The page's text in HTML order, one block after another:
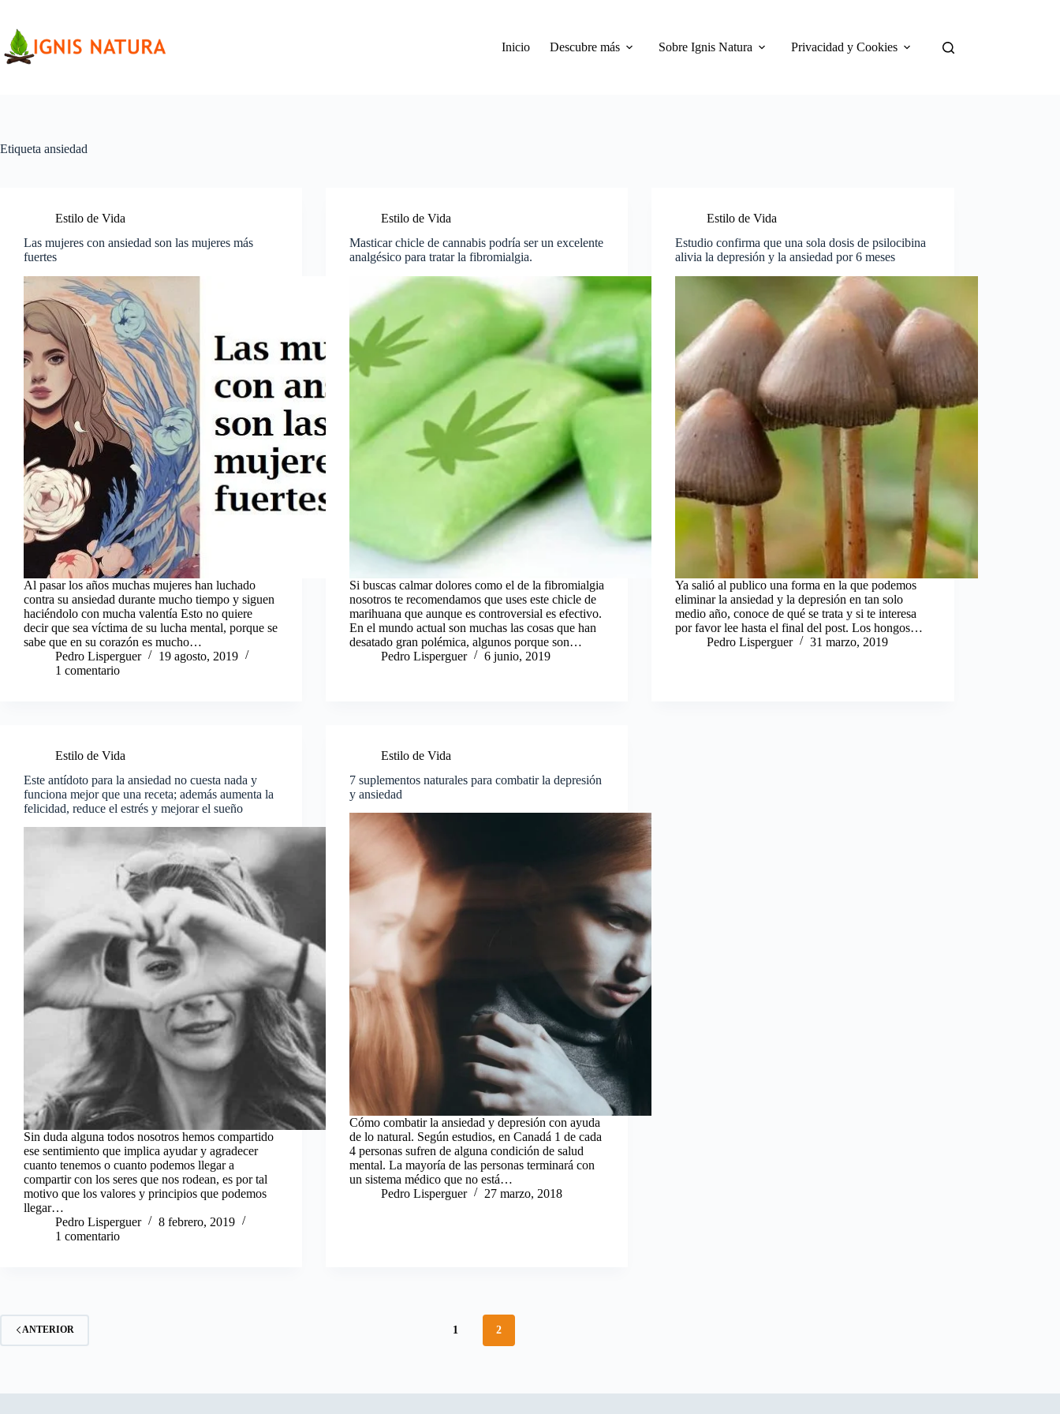
contenido
Inicio
Descubre más Sobre Ignis Natura Privacidad y Cookies
Etiqueta ansiedad
Estilo de Vida
Las mujeres con ansiedad son las mujeres más
fuertes
Al pasar los años muchas mujeres han luchado
contra su ansiedad durante mucho tiempo y siguen
haciéndolo con mucha valentía Esto no quiere
decir que sea víctima de su lucha mental, porque se
sabe que en su corazón es mucho…
Pedro Lisperguer
19 agosto, 2019
1 comentario
Estilo de Vida
Masticar chicle de cannabis podría ser un excelente
analgésico para tratar la fibromialgia.
Si buscas calmar dolores como el de la fibromialgia
nosotros te recomendamos que uses este chicle de
marihuana que aunque es controversial es efectivo.
En el mundo actual son muchas las cosas que han
desatado gran polémica, algunos porque son…
Pedro Lisperguer
6 junio, 2019
Estilo de Vida
Estudio confirma que una sola dosis de psilocibina
alivia la depresión y la ansiedad por 6 meses
Ya salió al publico una forma en la que podemos
eliminar la ansiedad y la depresión en tan solo
medio año, conoce de qué se trata y si te interesa
por favor lee hasta el final del post. Los hongos…
Pedro Lisperguer
31 marzo, 2019
Estilo de Vida
Este antídoto para la ansiedad no cuesta nada y
funciona mejor que una receta; además aumenta la
felicidad, reduce el estrés y mejorar el sueño
Sin duda alguna todos nosotros hemos compartido
ese sentimiento que implica ayudar y agradecer
cuanto tenemos o cuanto podemos llegar a
compartir con los seres que nos rodean, es por tal
motivo que los valores y principios que podemos
llegar…
Pedro Lisperguer
8 febrero, 2019
1 comentario
Estilo de Vida
7 suplementos naturales para combatir la depresión
y ansiedad
Cómo combatir la ansiedad y depresión con ayuda
de lo natural. Según estudios, en Canadá 1 de cada
4 personas sufren de alguna condición de salud
mental. La mayoría de las personas terminará con
un sistema médico que no está…
Pedro Lisperguer
27 marzo, 2018
ANTERIOR 1 2